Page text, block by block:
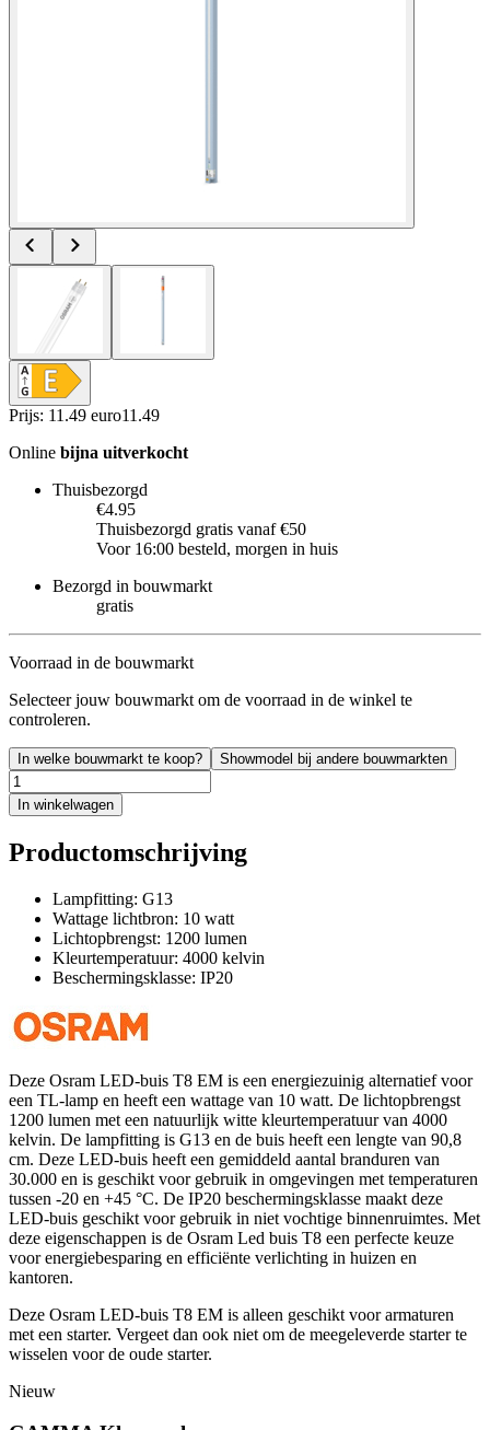
Prijs: 11.49 euro11 .49
Online bijna uitverkocht
Thuisbezorgd
€4.95
Thuisbezorgd gratis vanaf €50
Voor 16:00 besteld, morgen in huis
Bezorgd in bouwmarkt
gratis
Voorraad in de bouwmarkt
Selecteer jouw bouwmarkt om de voorraad in de winkel te
controleren.
In welke bouwmarkt te koop? Showmodel bij andere bouwmarkten
In winkelwagen
Productomschrijving
Lampfitting: G13
Wattage lichtbron: 10 watt
Lichtopbrengst: 1200 lumen
Kleurtemperatuur: 4000 kelvin
Beschermingsklasse: IP20
Deze Osram LED-buis T8 EM is een energiezuinig alternatief voor
een TL-lamp en heeft een wattage van 10 watt. De lichtopbrengst
1200 lumen met een natuurlijk witte kleurtemperatuur van 4000
kelvin. De lampfitting is G13 en de buis heeft een lengte van 90,8
cm. Deze LED-buis heeft een gemiddeld aantal branduren van
30.000 en is geschikt voor gebruik in omgevingen met temperaturen
tussen -20 en +45 °C. De IP20 beschermingsklasse maakt deze
LED-buis geschikt voor gebruik in niet vochtige binnenruimtes. Met
deze eigenschappen is de Osram Led buis T8 een perfecte keuze
voor energiebesparing en efficiënte verlichting in huizen en
kantoren.
Deze Osram LED-buis T8 EM is alleen geschikt voor armaturen
met een starter. Vergeet dan ook niet om de meegeleverde starter te
wisselen voor de oude starter.
Nieuw